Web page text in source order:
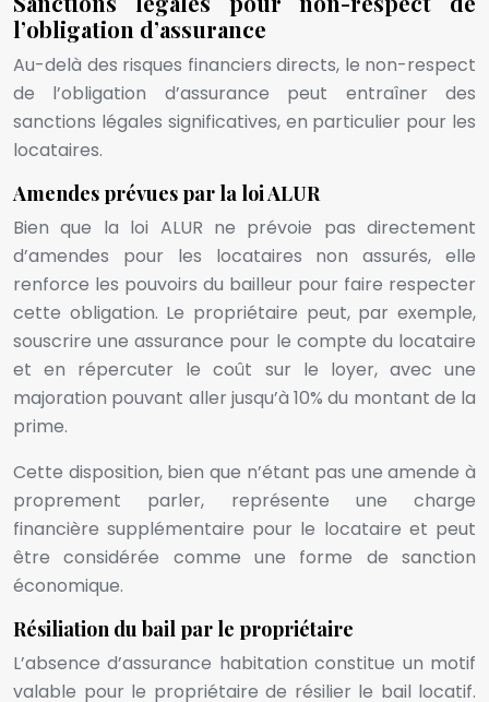
l’obligation d’assurance
Au-delà des risques financiers directs, le non-respect
de l’obligation d’assurance peut entraîner des
sanctions légales significatives, en particulier pour les
locataires.
Amendes prévues par la loi ALUR
Bien que la loi ALUR ne prévoie pas directement
d’amendes pour les locataires non assurés, elle
renforce les pouvoirs du bailleur pour faire respecter
cette obligation. Le propriétaire peut, par exemple,
souscrire une assurance pour le compte du locataire
et en répercuter le coût sur le loyer, avec une
majoration pouvant aller jusqu’à 10% du montant de la
prime.
Cette disposition, bien que n’étant pas une amende à
proprement parler, représente une charge
financière supplémentaire pour le locataire et peut
être considérée comme une forme de sanction
économique.
Résiliation du bail par le propriétaire
L’absence d’assurance habitation constitue un motif
valable pour le propriétaire de résilier le bail locatif.